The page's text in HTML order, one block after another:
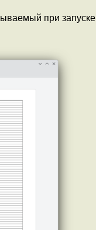
при запуске